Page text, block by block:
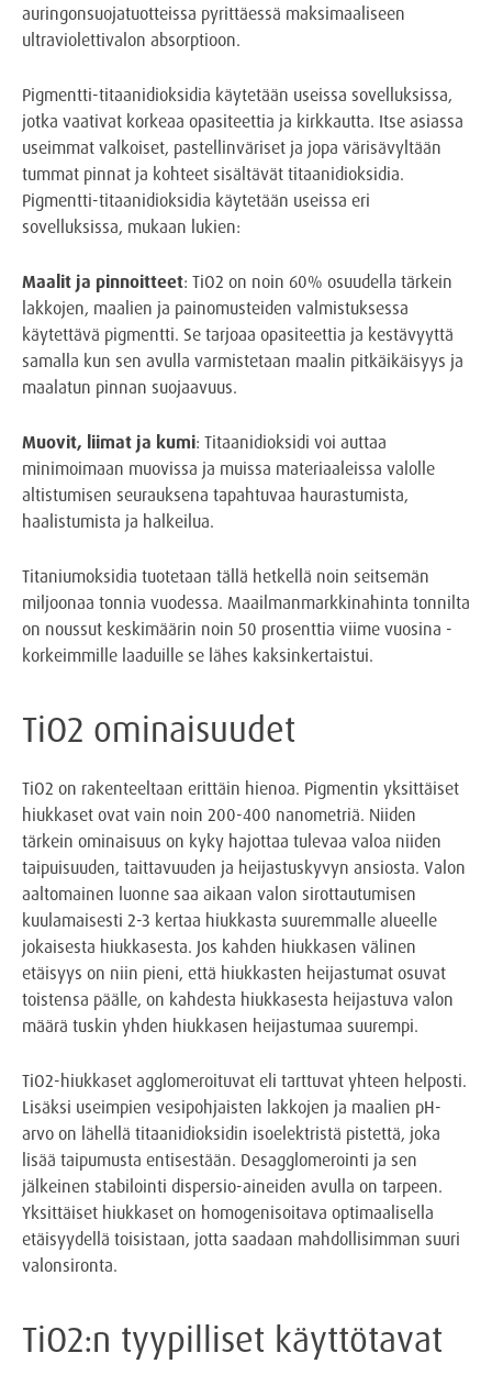
auringonsuojatuotteissa pyrittäessä maksimaaliseen
ultraviolettivalon absorptioon.
Pigmentti-titaanidioksidia käytetään useissa sovelluksissa,
jotka vaativat korkeaa opasiteettia ja kirkkautta. Itse asiassa
useimmat valkoiset, pastellinväriset ja jopa värisävyltään
tummat pinnat ja kohteet sisältävät titaanidioksidia.
Pigmentti-titaanidioksidia käytetään useissa eri
sovelluksissa, mukaan lukien:
Maalit ja pinnoitteet: TiO2 on noin 60% osuudella tärkein
lakkojen, maalien ja painomusteiden valmistuksessa
käytettävä pigmentti. Se tarjoaa opasiteettia ja kestävyyttä
samalla kun sen avulla varmistetaan maalin pitkäikäisyys ja
maalatun pinnan suojaavuus.
Muovit, liimat ja kumi: Titaanidioksidi voi auttaa
minimoimaan muovissa ja muissa materiaaleissa valolle
altistumisen seurauksena tapahtuvaa haurastumista,
haalistumista ja halkeilua.
Titaniumoksidia tuotetaan tällä hetkellä noin seitsemän
miljoonaa tonnia vuodessa. Maailmanmarkkinahinta tonnilta
on noussut keskimäärin noin 50 prosenttia viime vuosina -
korkeimmille laaduille se lähes kaksinkertaistui.
TiO2 ominaisuudet
TiO2 on rakenteeltaan erittäin hienoa. Pigmentin yksittäiset
hiukkaset ovat vain noin 200-400 nanometriä. Niiden
tärkein ominaisuus on kyky hajottaa tulevaa valoa niiden
taipuisuuden, taittavuuden ja heijastuskyvyn ansiosta. Valon
aaltomainen luonne saa aikaan valon sirottautumisen
kuulamaisesti 2-3 kertaa hiukkasta suuremmalle alueelle
jokaisesta hiukkasesta. Jos kahden hiukkasen välinen
etäisyys on niin pieni, että hiukkasten heijastumat osuvat
toistensa päälle, on kahdesta hiukkasesta heijastuva valon
määrä tuskin yhden hiukkasen heijastumaa suurempi.
TiO2-hiukkaset agglomeroituvat eli tarttuvat yhteen helposti.
Lisäksi useimpien vesipohjaisten lakkojen ja maalien pH-
arvo on lähellä titaanidioksidin isoelektristä pistettä, joka
lisää taipumusta entisestään. Desagglomerointi ja sen
jälkeinen stabilointi dispersio-aineiden avulla on tarpeen.
Yksittäiset hiukkaset on homogenisoitava optimaalisella
etäisyydellä toisistaan, jotta saadaan mahdollisimman suuri
valonsironta.
TiO2:n tyypilliset käyttötavat